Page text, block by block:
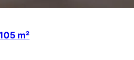
m²